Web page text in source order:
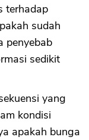
terhadap
sudah
penyebab
sedikit
yang
kondisi
apakah bunga